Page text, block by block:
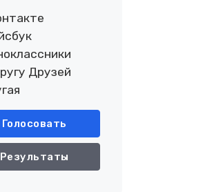
Друзей
Голосовать
Результаты